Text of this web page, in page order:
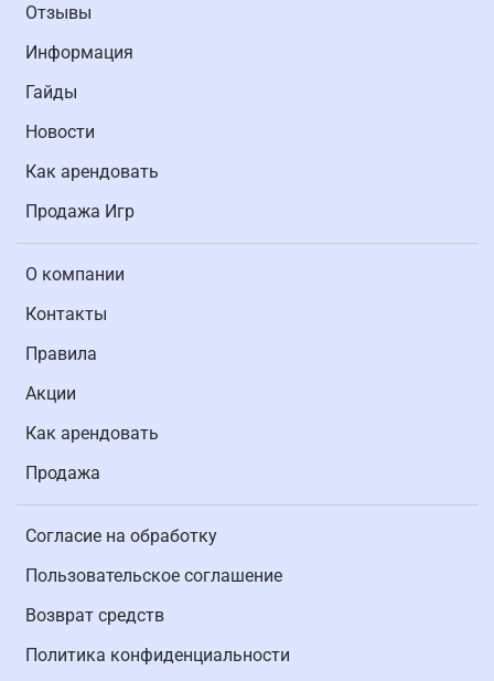
Отзывы
Информация
Гайды
Новости
Как арендовать
Продажа Игр
О компании
Контакты
Правила
Акции
Как арендовать
Продажа
Согласие на обработку
Пользовательское соглашение
Возврат средств
Политика конфиденциальности